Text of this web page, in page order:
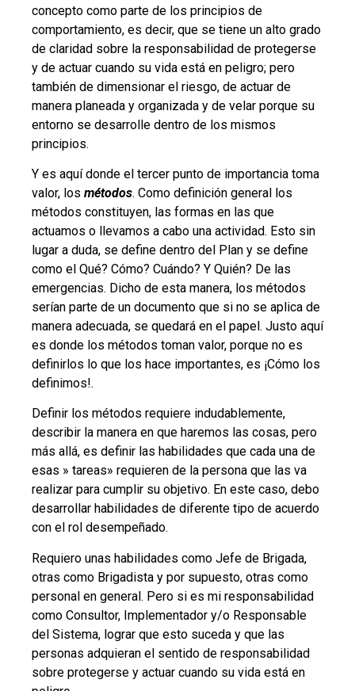
concepto como parte de los principios de
comportamiento, es decir, que se tiene un alto grado
de claridad sobre la responsabilidad de protegerse
y de actuar cuando su vida está en peligro; pero
también de dimensionar el riesgo, de actuar de
manera planeada y organizada y de velar porque su
entorno se desarrolle dentro de los mismos
principios.
Y es aquí donde el tercer punto de importancia toma
valor, los métodos. Como definición general los
métodos constituyen, las formas en las que
actuamos o llevamos a cabo una actividad. Esto sin
lugar a duda, se define dentro del Plan y se define
como el Qué? Cómo? Cuándo? Y Quién? De las
emergencias. Dicho de esta manera, los métodos
serían parte de un documento que si no se aplica de
manera adecuada, se quedará en el papel. Justo aquí
es donde los métodos toman valor, porque no es
definirlos lo que los hace importantes, es ¡Cómo los
definimos!.
Definir los métodos requiere indudablemente,
describir la manera en que haremos las cosas, pero
más allá, es definir las habilidades que cada una de
esas » tareas» requieren de la persona que las va
realizar para cumplir su objetivo. En este caso, debo
desarrollar habilidades de diferente tipo de acuerdo
con el rol desempeñado.
Requiero unas habilidades como Jefe de Brigada,
otras como Brigadista y por supuesto, otras como
personal en general. Pero si es mi responsabilidad
como Consultor, Implementador y/o Responsable
del Sistema, lograr que esto suceda y que las
personas adquieran el sentido de responsabilidad
sobre protegerse y actuar cuando su vida está en